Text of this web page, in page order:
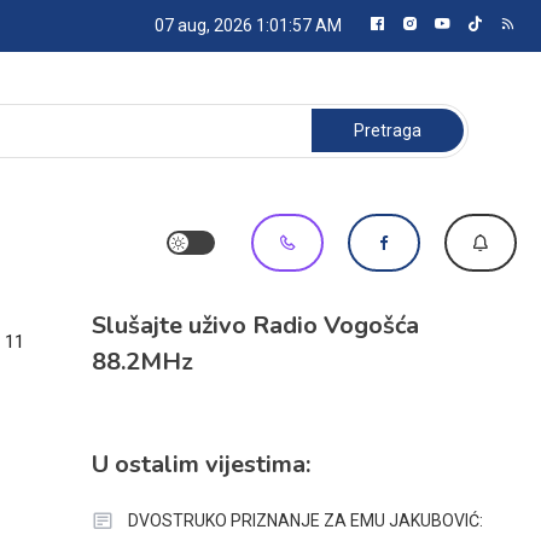
07 aug, 2026 1:01:57 AM
Pretraga:
Slušajte uživo Radio Vogošća
88.2MHz
U ostalim vijestima:
DVOSTRUKO PRIZNANJE ZA EMU JAKUBOVIĆ: